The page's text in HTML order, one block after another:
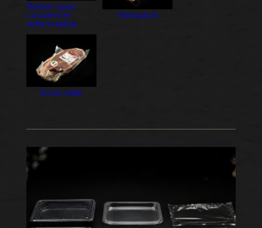
Ravier avec
couvercle
refermable
Skinpack
Sous-vide